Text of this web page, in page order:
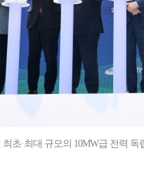
초·최대 규모의 10MW급 전력